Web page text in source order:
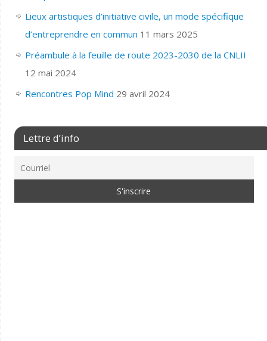
Lieux artistiques d’initiative civile, un mode spécifique
d’entreprendre en commun 11 mars 2025
Préambule à la feuille de route 2023-2030 de la CNLII
12 mai 2024
Rencontres Pop Mind 29 avril 2024
Lettre d’info